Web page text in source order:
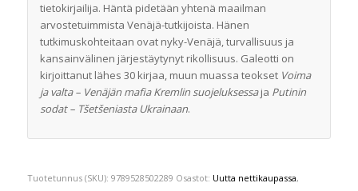
tietokirjailija. Häntä pidetään yhtenä maailman
arvostetuimmista Venäjä-tutkijoista. Hänen
tutkimuskohteitaan ovat nyky-Venäjä, turvallisuus ja
kansainvälinen järjestäytynyt rikollisuus. Galeotti on
kirjoittanut lähes 30 kirjaa, muun muassa teokset Voima
ja valta – Venäjän mafia Kremlin suojeluksessaja Putinin
sodat – Tšetšeniasta Ukrainaan.
Tuotetunnus (SKU): 9789528502289 Osastot: Uutta nettikaupassa,